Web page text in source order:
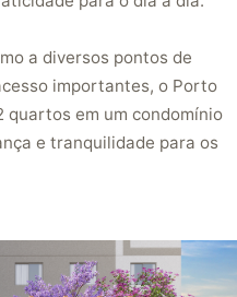
a diversos pontos de
importantes, o Porto
quartos em um condomínio
e tranquilidade para os